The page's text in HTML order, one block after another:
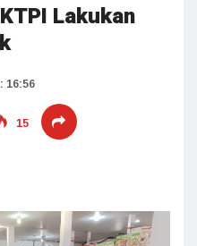
Lakukan
16:56
15